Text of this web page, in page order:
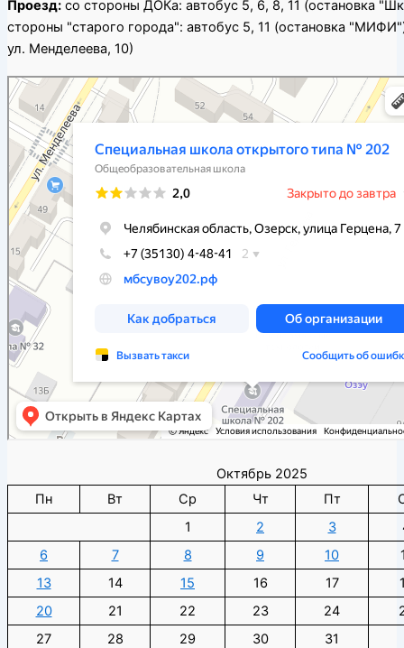
Проезд: со стороны ДОКа: автобус 5, 6, 8, 11 (остановка
стороны "старого города": автобус 5, 11 (остановка
ул. Менделеева, 10)
Специальная школа открытого типа № 202
Общеобразовательная школа в Озёрске
Октябрь 2025
Пн
Вт Ср Чт Пт
1
2 3
6
7 8 9 10
13
14 15 16 17
20
21 22 23 24
27
28 29 30
31